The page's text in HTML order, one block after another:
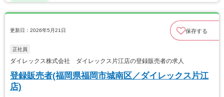
更新日：2026年5月21日 保存する
正社員
ダイレックス株式会社 ダイレックス片江店の登録販売者の求人
登録販売者(福岡県福岡市城南区／ダイレックス片江
店)